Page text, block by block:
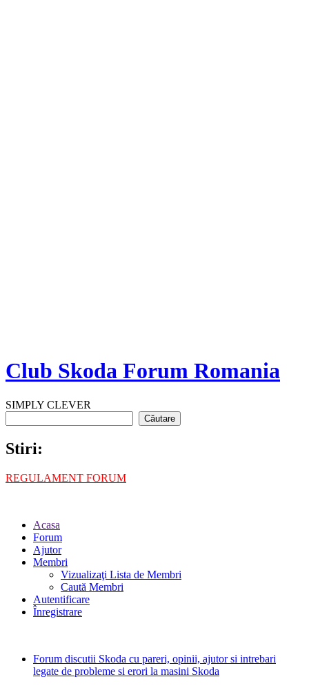
Club Skoda Forum Romania
SIMPLY CLEVER
Stiri:
REGULAMENT FORUM
Acasa
Forum
Ajutor
Membri
Vizualizaţi Lista de Membri
Caută Membri
Autentificare
Înregistrare
Forum discutii Skoda cu pareri, opinii, ajutor si intrebari
legate de probleme si erori la masini Skoda